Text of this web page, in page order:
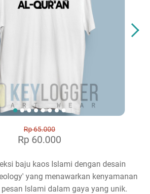
Rp 65.000
Rp 60.000
baju kaos Islami dengan desain
yang menawarkan kenyamanan
Islami dalam gaya yang unik.